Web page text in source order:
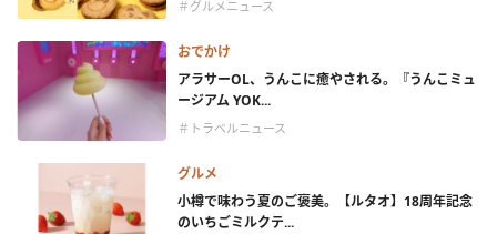
＃グルメニュース
おでかけ
アラサーOL、うんこに癒やされる。『うんこミュ
ージアム YOK...
＃トラベルニュース
グルメ
小樽で味わう夏のご褒美。【ルタオ】18周年記念
のいちごミルクテ...